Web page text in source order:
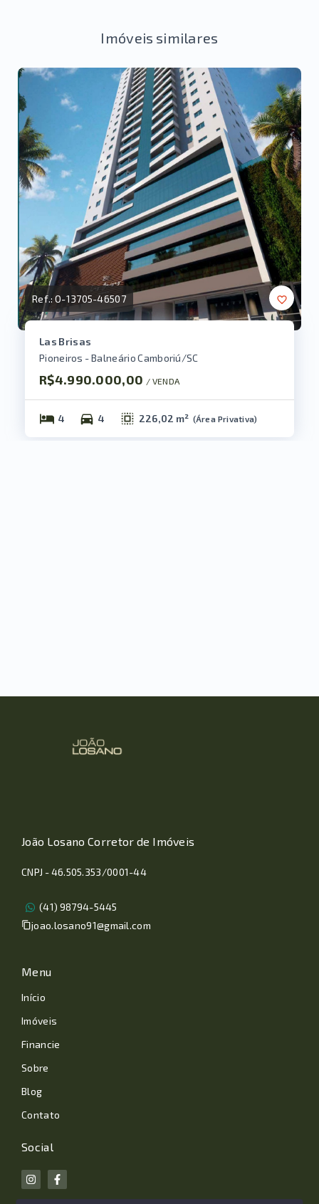
Imóveis similares
Ref.:O-13705-46507
Las Brisas
Pioneiros - Balneário Camboriú/SC
R$4.990.000,00 / VENDA
4 4 226,02 m² (Área Privativa)
João Losano Corretor de Imóveis
CNPJ - 46.505.353/0001-44
(41) 98794-5445
joao.losano91@gmail.com
Menu
Início
Imóveis
Financie
Sobre
Blog
Contato
Social